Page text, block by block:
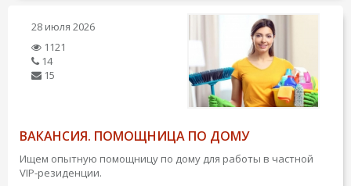
28 июля 2026
1121
14
15
ВАКАНСИЯ. ПОМОЩНИЦА ПО ДОМУ
Ищем опытную помощницу по дому для работы в частной
VIP-резиденции.